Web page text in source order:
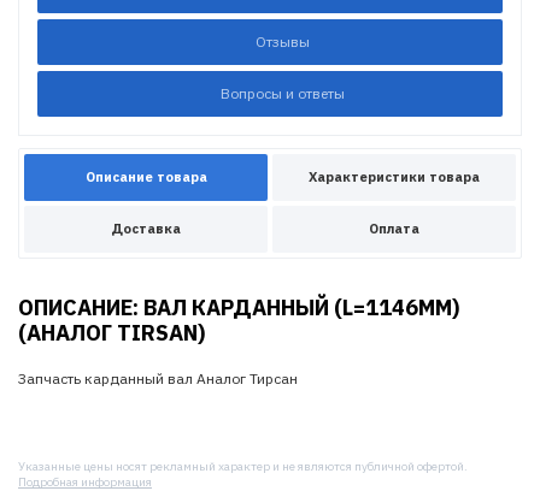
Отзывы
Вопросы и ответы
Описание товара Характеристики товара
Доставка Оплата
ОПИСАНИЕ: ВАЛ КАРДАННЫЙ (L=1146MM)
(АНАЛОГ TIRSAN)
Запчасть карданный вал Аналог Тирсан
Указанные цены носят рекламный характер и не являются публичной офертой.
Подробная информация